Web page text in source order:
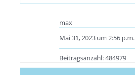
max
Mai 31, 2023 um 2:56 p.m.
Beitragsanzahl: 484979